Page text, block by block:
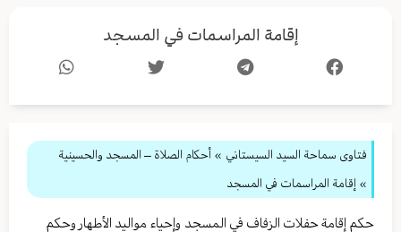
إقامة المراسمات في المسجد
فتاوى سماحة السيد السيستاني » أحكام الصلاة – المسجد والحسينية
» إقامة المراسمات في المسجد
حكم إقامة حفلات الزفاف في المسجد وإحياء مواليد الأطهار وحكم